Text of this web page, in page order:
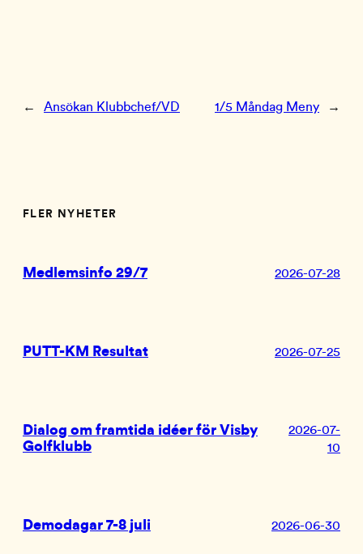
← Ansökan Klubbchef/VD 1/5 Måndag Meny →
FLER NYHETER
Medlemsinfo 29/7 2026-07-28
PUTT-KM Resultat 2026-07-25
Dialog om framtida idéer för Visby
Golfklubb
2026-07-
10
Demodagar 7-8 juli 2026-06-30